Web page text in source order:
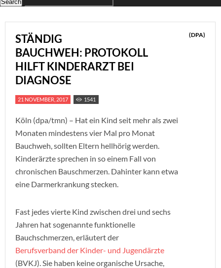
STÄNDIG
BAUCHWEH: PROTOKOLL
HILFT KINDERARZT BEI
DIAGNOSE
(DPA)
21 NOVEMBER, 2017 1541
Köln (dpa/tmn) – Hat ein Kind seit mehr als zwei
Monaten mindestens vier Mal pro Monat
Bauchweh, sollten Eltern hellhörig werden.
Kinderärzte sprechen in so einem Fall von
chronischen Bauschmerzen. Dahinter kann etwa
eine Darmerkrankung stecken.
Fast jedes vierte Kind zwischen drei und sechs
Jahren hat sogenannte funktionelle
Bauchschmerzen, erläutert der
Berufsverband der Kinder- und Jugendärzte
(BVKJ). Sie haben keine organische Ursache,